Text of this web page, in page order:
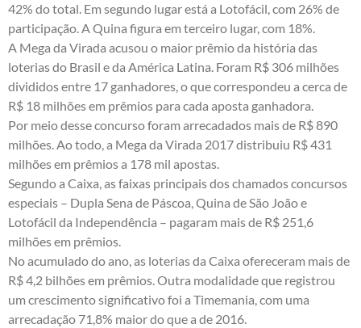
42% do total. Em segundo lugar está a Lotofácil, com 26% de
participação. A Quina figura em terceiro lugar, com 18%.
A Mega da Virada acusou o maior prêmio da história das
loterias do Brasil e da América Latina. Foram R$ 306 milhões
divididos entre 17 ganhadores, o que correspondeu a cerca de
R$ 18 milhões em prêmios para cada aposta ganhadora.
Por meio desse concurso foram arrecadados mais de R$ 890
milhões. Ao todo, a Mega da Virada 2017 distribuiu R$ 431
milhões em prêmios a 178 mil apostas.
Segundo a Caixa, as faixas principais dos chamados concursos
especiais – Dupla Sena de Páscoa, Quina de São João e
Lotofácil da Independência – pagaram mais de R$ 251,6
milhões em prêmios.
No acumulado do ano, as loterias da Caixa ofereceram mais de
R$ 4,2 bilhões em prêmios. Outra modalidade que registrou
um crescimento significativo foi a Timemania, com uma
arrecadação 71,8% maior do que a de 2016.